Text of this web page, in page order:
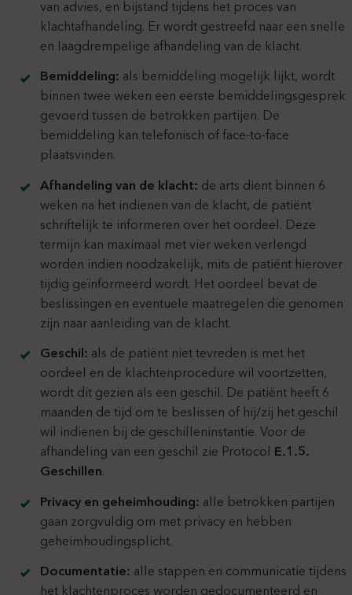
van advies, en bijstand tijdens het proces van
klachtafhandeling. Er wordt gestreefd naar een snelle
en laagdrempelige afhandeling van de klacht.
Bemiddeling: als bemiddeling mogelijk lijkt, wordt
binnen twee weken een eerste bemiddelingsgesprek
gevoerd tussen de betrokken partijen. De
bemiddeling kan telefonisch of face-to-face
plaatsvinden.
Afhandeling van de klacht: de arts dient binnen 6
weken na het indienen van de klacht, de patiënt
schriftelijk te informeren over het oordeel. Deze
termijn kan maximaal met vier weken verlengd
worden indien noodzakelijk, mits de patiënt hierover
tijdig geïnformeerd wordt. Het oordeel bevat de
beslissingen en eventuele maatregelen die genomen
zijn naar aanleiding van de klacht.
Geschil: als de patiënt niet tevreden is met het
oordeel en de klachtenprocedure wil voortzetten,
wordt dit gezien als een geschil. De patiënt heeft 6
maanden de tijd om te beslissen of hij/zij het geschil
wil indienen bij de geschilleninstantie. Voor de
afhandeling van een geschil zie Protocol
E.1.5.
Geschillen.
Privacy en geheimhouding: alle betrokken partijen
gaan zorgvuldig om met privacy en hebben
geheimhoudingsplicht.
Documentatie: alle stappen en communicatie tijdens
het klachtenproces worden gedocumenteerd en